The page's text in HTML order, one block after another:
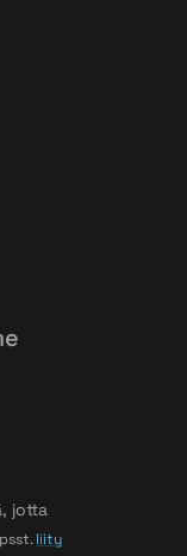
jotta
psst.liity